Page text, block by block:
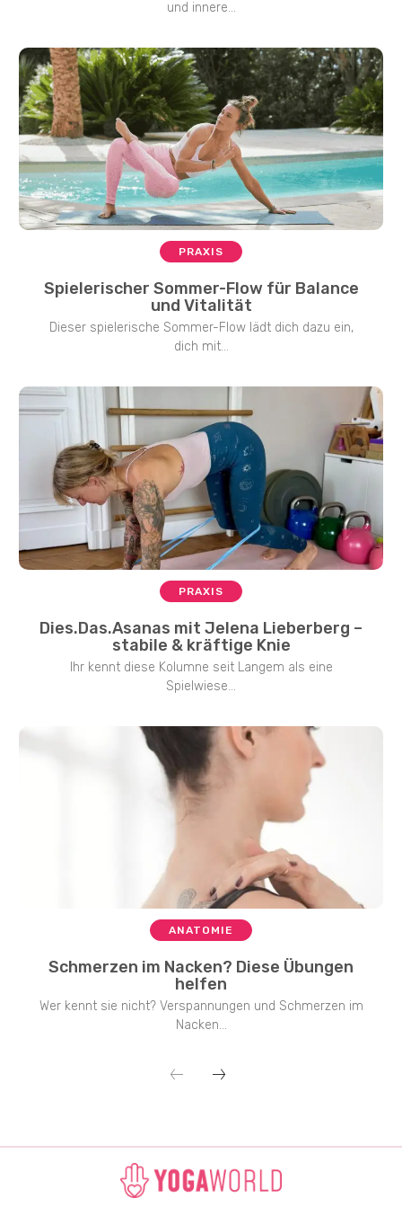
und innere...
PRAXIS
Spielerischer Sommer-Flow für Balance
und Vitalität
Dieser spielerische Sommer-Flow lädt dich dazu ein,
dich mit...
PRAXIS
Dies.Das.Asanas mit Jelena Lieberberg –
stabile & kräftige Knie
Ihr kennt diese Kolumne seit Langem als eine
Spielwiese...
ANATOMIE
Schmerzen im Nacken? Diese Übungen
helfen
Wer kennt sie nicht? Verspannungen und Schmerzen im
Nacken...